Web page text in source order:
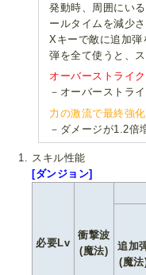
発動時、周囲にい
ールタイムを減少さ
Xキーで敵に追加
弾を全て使うと、
オーバーストライク
－オーバーストラ
力の激流で最終強
－ダメージが1.2倍
スキル性能
[ダンジョン]
必要Lv
衝撃波
(魔法)
追加
(魔法